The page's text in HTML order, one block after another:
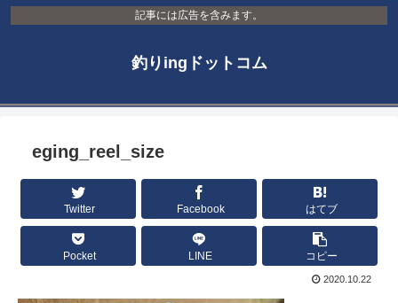
記事には広告を含みます。
釣りingドットコム
eging_reel_size
Twitter Facebook はてブ
Pocket LINE コピー
2020.10.22